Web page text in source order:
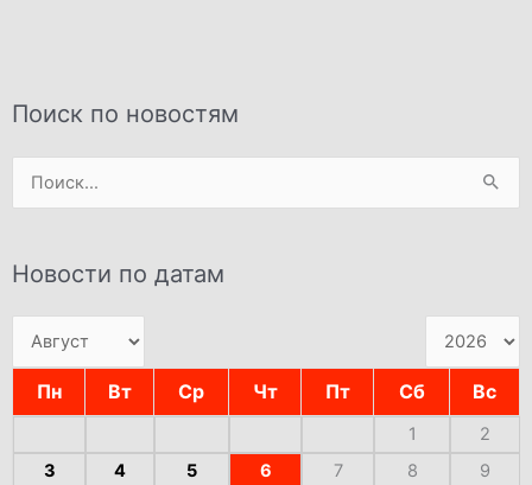
Поиск по новостям
Поиск:
Новости по датам
Пн Вт Ср Чт Пт Сб Вс
1
2
3
4 5 6 7 8
9